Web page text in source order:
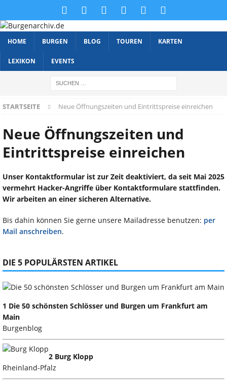
HOME BURGEN BLOG TOUREN KARTEN
LEXIKON EVENTS
STARTSEITE Neue Öffnungszeiten und Eintrittspreise einreichen
Neue Öffnungszeiten und
Eintrittspreise einreichen
Unser Kontaktformular ist zur Zeit deaktiviert, da seit Mai 2025
vermehrt Hacker-Angriffe über Kontaktformulare stattfinden.
Wir arbeiten an einer sicheren Alternative.
Bis dahin können Sie gerne unsere Mailadresse benutzen: per
Mail anschreiben.
DIE 5 POPULÄRSTEN ARTIKEL
1 Die 50 schönsten Schlösser und Burgen um Frankfurt am
Main
Burgenblog
2 Burg Klopp
Rheinland-Pfalz